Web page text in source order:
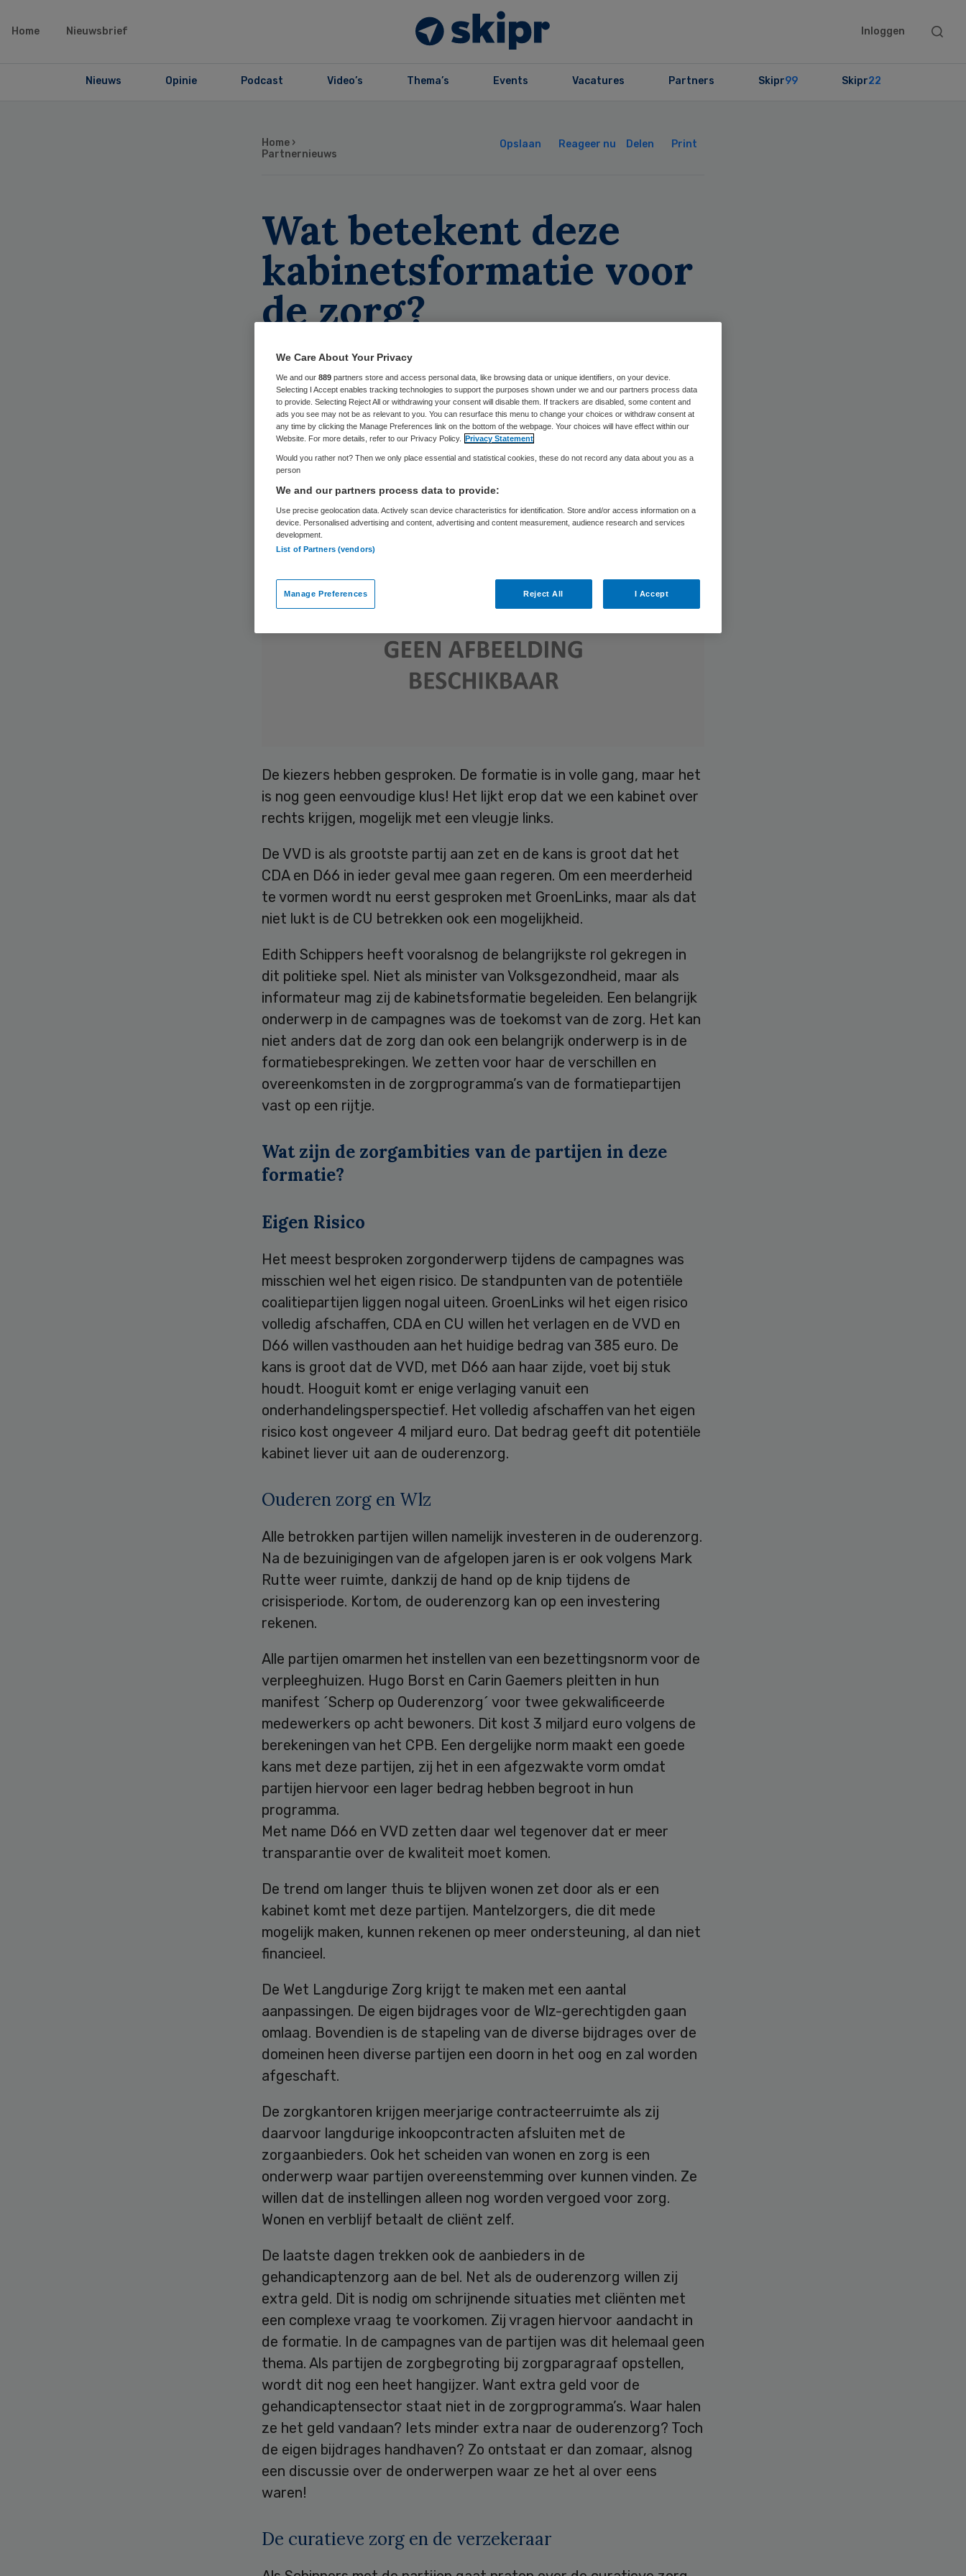
Home Nieuwsbrief Inloggen
Search
Nieuws Opinie Podcast Video’s Thema’s Events Vacatures Partners Skipr99 Skipr22
Home ›
Partnernieuws
Opslaan Reageer nu Delen Print
Wat betekent deze
kabinetsformatie voor
de zorg?
Skipr Redactie 29 maart 2017,08:47 56 keer gelezen
De kiezers hebben gesproken. De formatie is in volle gang, maar het
is nog geen eenvoudige klus! Het lijkt erop dat we een kabinet over
rechts krijgen, mogelijk met een vleugje links.
De VVD is als grootste partij aan zet en de kans is groot dat het
CDA en D66 in ieder geval mee gaan regeren. Om een meerderheid
te vormen wordt nu eerst gesproken met GroenLinks, maar als dat
niet lukt is de CU betrekken ook een mogelijkheid.
Edith Schippers heeft vooralsnog de belangrijkste rol gekregen in
dit politieke spel. Niet als minister van Volksgezondheid, maar als
informateur mag zij de kabinetsformatie begeleiden. Een belangrijk
onderwerp in de campagnes was de toekomst van de zorg. Het kan
niet anders dat de zorg dan ook een belangrijk onderwerp is in de
formatiebesprekingen. We zetten voor haar de verschillen en
overeenkomsten in de zorgprogramma’s van de formatiepartijen
vast op een rijtje.
Wat zijn de zorgambities van de partijen in deze
formatie?
Eigen Risico
Het meest besproken zorgonderwerp tijdens de campagnes was
misschien wel het eigen risico. De standpunten van de potentiële
coalitiepartijen liggen nogal uiteen. GroenLinks wil het eigen risico
volledig afschaffen, CDA en CU willen het verlagen en de VVD en
D66 willen vasthouden aan het huidige bedrag van 385 euro. De
kans is groot dat de VVD, met D66 aan haar zijde, voet bij stuk
houdt. Hooguit komt er enige verlaging vanuit een
onderhandelingsperspectief. Het volledig afschaffen van het eigen
risico kost ongeveer 4 miljard euro. Dat bedrag geeft dit potentiële
kabinet liever uit aan de ouderenzorg.
Ouderen zorg en Wlz
Alle betrokken partijen willen namelijk investeren in de ouderenzorg.
Na de bezuinigingen van de afgelopen jaren is er ook volgens Mark
Rutte weer ruimte, dankzij de hand op de knip tijdens de
crisisperiode. Kortom, de ouderenzorg kan op een investering
rekenen.
Alle partijen omarmen het instellen van een bezettingsnorm voor de
verpleeghuizen. Hugo Borst en Carin Gaemers pleitten in hun
manifest ´Scherp op Ouderenzorg´ voor twee gekwalificeerde
medewerkers op acht bewoners. Dit kost 3 miljard euro volgens de
berekeningen van het CPB. Een dergelijke norm maakt een goede
kans met deze partijen, zij het in een afgezwakte vorm omdat
partijen hiervoor een lager bedrag hebben begroot in hun
programma.
Met name D66 en VVD zetten daar wel tegenover dat er meer
transparantie over de kwaliteit moet komen.
De trend om langer thuis te blijven wonen zet door als er een
kabinet komt met deze partijen. Mantelzorgers, die dit mede
mogelijk maken, kunnen rekenen op meer ondersteuning, al dan niet
financieel.
De Wet Langdurige Zorg krijgt te maken met een aantal
aanpassingen. De eigen bijdrages voor de Wlz-gerechtigden gaan
omlaag. Bovendien is de stapeling van de diverse bijdrages over de
domeinen heen diverse partijen een doorn in het oog en zal worden
afgeschaft.
De zorgkantoren krijgen meerjarige contracteerruimte als zij
daarvoor langdurige inkoopcontracten afsluiten met de
zorgaanbieders. Ook het scheiden van wonen en zorg is een
onderwerp waar partijen overeenstemming over kunnen vinden. Ze
willen dat de instellingen alleen nog worden vergoed voor zorg.
Wonen en verblijf betaalt de cliënt zelf.
De laatste dagen trekken ook de aanbieders in de
gehandicaptenzorg aan de bel. Net als de ouderenzorg willen zij
extra geld. Dit is nodig om schrijnende situaties met cliënten met
een complexe vraag te voorkomen. Zij vragen hiervoor aandacht in
de formatie. In de campagnes van de partijen was dit helemaal geen
thema. Als partijen de zorgbegroting bij zorgparagraaf opstellen,
wordt dit nog een heet hangijzer. Want extra geld voor de
gehandicaptensector staat niet in de zorgprogramma’s. Waar halen
ze het geld vandaan? Iets minder extra naar de ouderenzorg? Toch
de eigen bijdrages handhaven? Zo ontstaat er dan zomaar, alsnog
een discussie over de onderwerpen waar ze het al over eens
waren!
De curatieve zorg en de verzekeraar
We Care About Your Privacy
We and our 889 partners store and access personal data, like browsing data or unique identifiers, on your device.
Selecting I Accept enables tracking technologies to support the purposes shown under we and our partners process data
to provide. Selecting Reject All or withdrawing your consent will disable them. If trackers are disabled, some content and
ads you see may not be as relevant to you. You can resurface this menu to change your choices or withdraw consent at
any time by clicking the Manage Preferences link on the bottom of the webpage. Your choices will have effect within our
Website. For more details, refer to our Privacy Policy. Privacy Statement
Would you rather not? Then we only place essential and statistical cookies, these do not record any data about you as a
person
We and our partners process data to provide:
Use precise geolocation data. Actively scan device characteristics for identification. Store and/or access information on a
device. Personalised advertising and content, advertising and content measurement, audience research and services
development.
List of Partners (vendors)
Manage Preferences Reject All I Accept